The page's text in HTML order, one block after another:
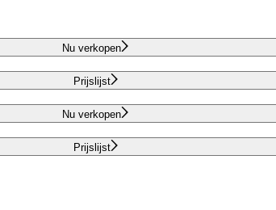
Nu verkopen
Prijslijst
Nu verkopen
Prijslijst